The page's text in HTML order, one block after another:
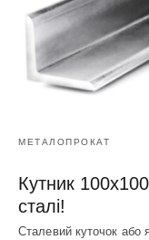
МЕТАЛОПРОКАТ
Кутник
сталі!
Сталевий куточок або